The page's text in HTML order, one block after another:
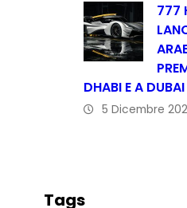
777
DHABI E A DUBAI
5 Dicembre
Tags